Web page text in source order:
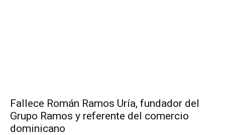
Fallece Román Ramos Uría, fundador del
Grupo Ramos y referente del comercio
dominicano